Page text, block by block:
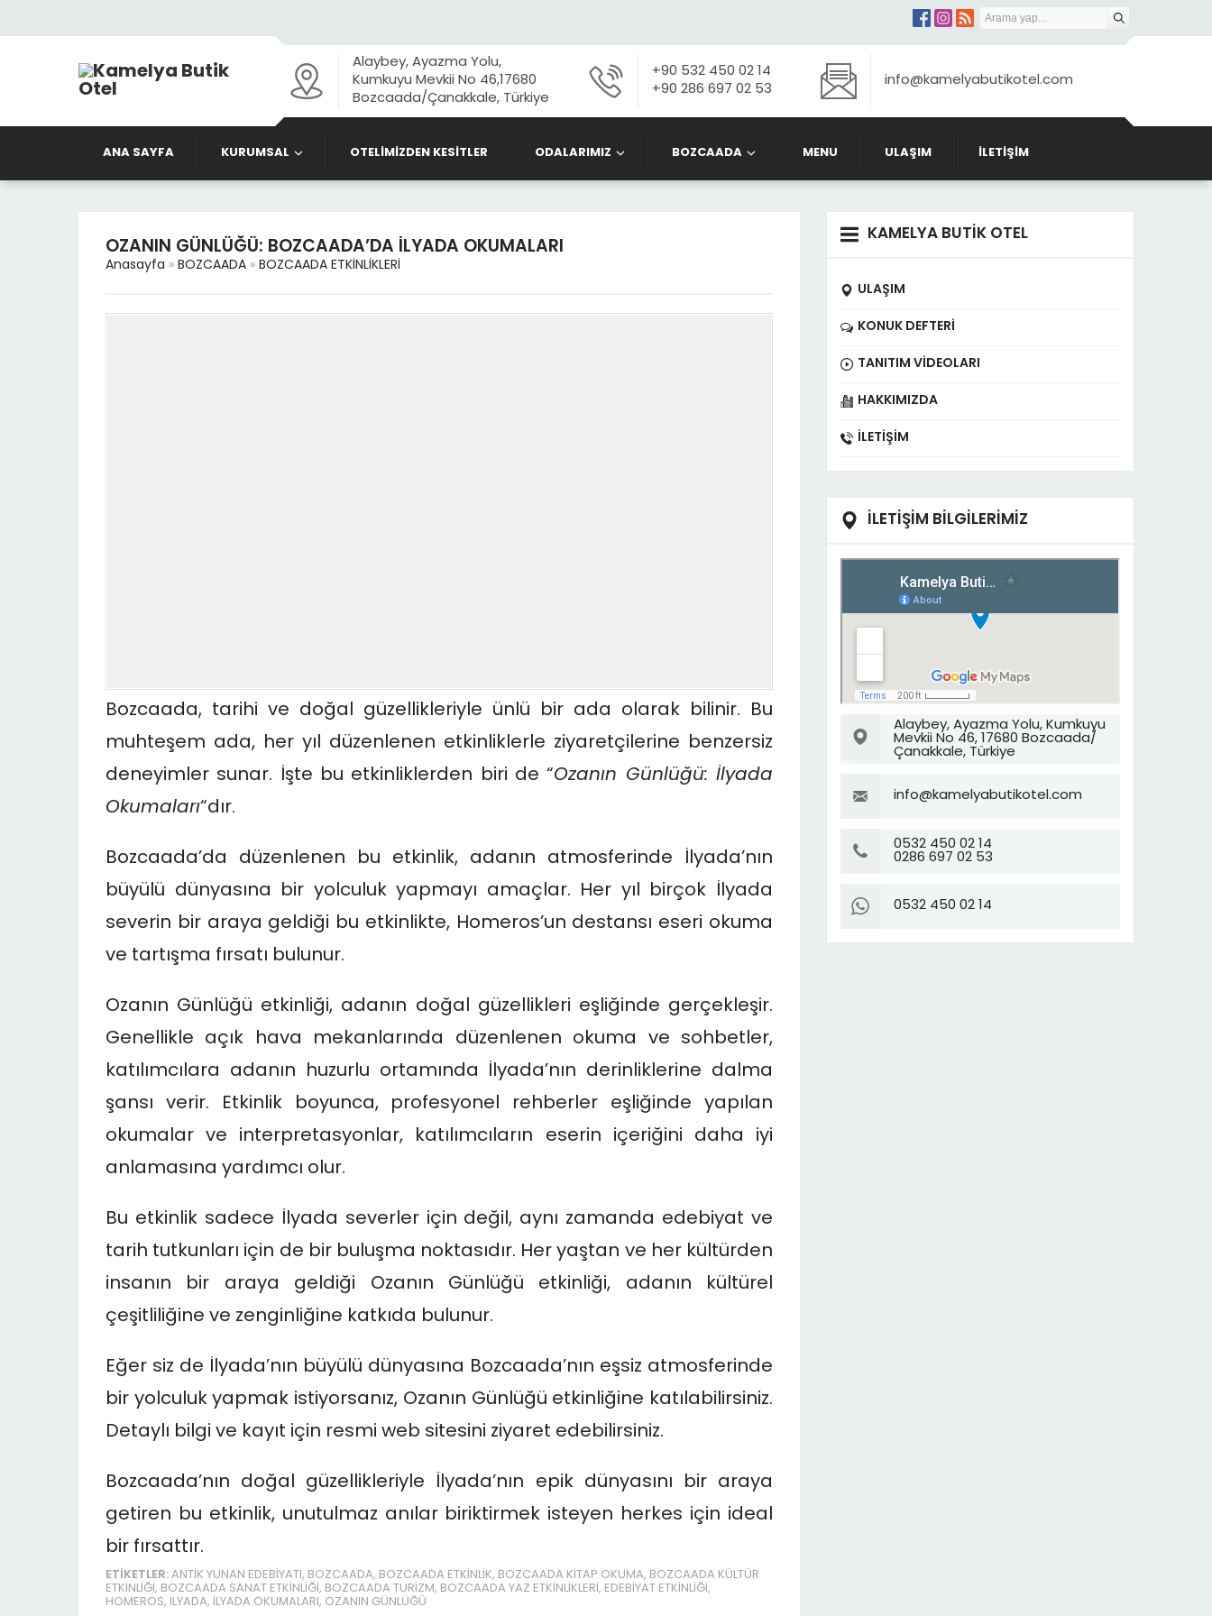
Alaybey, Ayazma Yolu,
Kumkuyu Mevkii No 46,17680
Bozcaada/Çanakkale, Türkiye
+90 532 450 02 14
+90 286 697 02 53
info@kamelyabutikotel.com
ANA SAYFA KURUMSAL OTELİMİZDEN KESİTLER ODALARIMIZ BOZCAADA MENU ULAŞIM İLETIŞIM
OZANIN GÜNLÜĞÜ: BOZCAADA’DA İLYADA OKUMALARI
Anasayfa » BOZCAADA » BOZCAADA ETKİNLİKLERİ
Bozcaada, tarihi ve doğal güzellikleriyle ünlü bir ada olarak bilinir. Bu
muhteşem ada, her yıl düzenlenen etkinliklerle ziyaretçilerine benzersiz
deneyimler sunar. İşte bu etkinliklerden biri de “Ozanın Günlüğü: İlyada
Okumaları“dır.
Bozcaada’da düzenlenen bu etkinlik, adanın atmosferinde İlyada’nın
büyülü dünyasına bir yolculuk yapmayı amaçlar. Her yıl birçok İlyada
severin bir araya geldiği bu etkinlikte, Homeros’un destansı eseri okuma
ve tartışma fırsatı bulunur.
Ozanın Günlüğü etkinliği, adanın doğal güzellikleri eşliğinde gerçekleşir.
Genellikle açık hava mekanlarında düzenlenen okuma ve sohbetler,
katılımcılara adanın huzurlu ortamında İlyada’nın derinliklerine dalma
şansı verir. Etkinlik boyunca, profesyonel rehberler eşliğinde yapılan
okumalar ve interpretasyonlar, katılımcıların eserin içeriğini daha iyi
anlamasına yardımcı olur.
Bu etkinlik sadece İlyada severler için değil, aynı zamanda edebiyat ve
tarih tutkunları için de bir buluşma noktasıdır. Her yaştan ve her kültürden
insanın bir araya geldiği Ozanın Günlüğü etkinliği, adanın kültürel
çeşitliliğine ve zenginliğine katkıda bulunur.
Eğer siz de İlyada’nın büyülü dünyasına Bozcaada’nın eşsiz atmosferinde
bir yolculuk yapmak istiyorsanız, Ozanın Günlüğü etkinliğine katılabilirsiniz.
Detaylı bilgi ve kayıt için resmi web sitesini ziyaret edebilirsiniz.
Bozcaada’nın doğal güzellikleriyle İlyada’nın epik dünyasını bir araya
getiren bu etkinlik, unutulmaz anılar biriktirmek isteyen herkes için ideal
bir fırsattır.
ETIKETLER: ANTIK YUNAN EDEBIYATI , BOZCAADA, BOZCAADA ETKINLIK, BOZCAADA KITAP OKUMA, BOZCAADA KÜLTÜR
ETKINLIĞI , BOZCAADA SANAT ETKINLIĞI , BOZCAADA TURIZM, BOZCAADA YAZ ETKINLIKLERI , EDEBIYAT ETKINLIĞI ,
HOMEROS, İLYADA, İLYADA OKUMALARI , OZANIN GÜNLÜĞÜ
KAMELYA BUTİK OTEL
ULAŞIM
KONUK DEFTERI
TANITIM VIDEOLARI
HAKKIMIZDA
İLETIŞIM
İLETİŞİM BİLGİLERİMİZ
Alaybey, Ayazma Yolu, Kumkuyu
Mevkii No 46, 17680 Bozcaada/
Çanakkale, Türkiye
info@kamelyabutikotel.com
0532 450 02 14
0286 697 02 53
0532 450 02 14